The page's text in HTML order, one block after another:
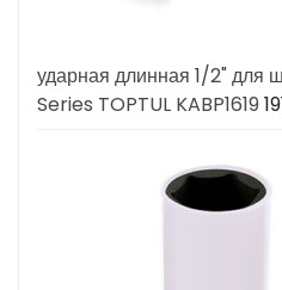
ударная длинная 1/2" для
Series TOPTUL KABP1619